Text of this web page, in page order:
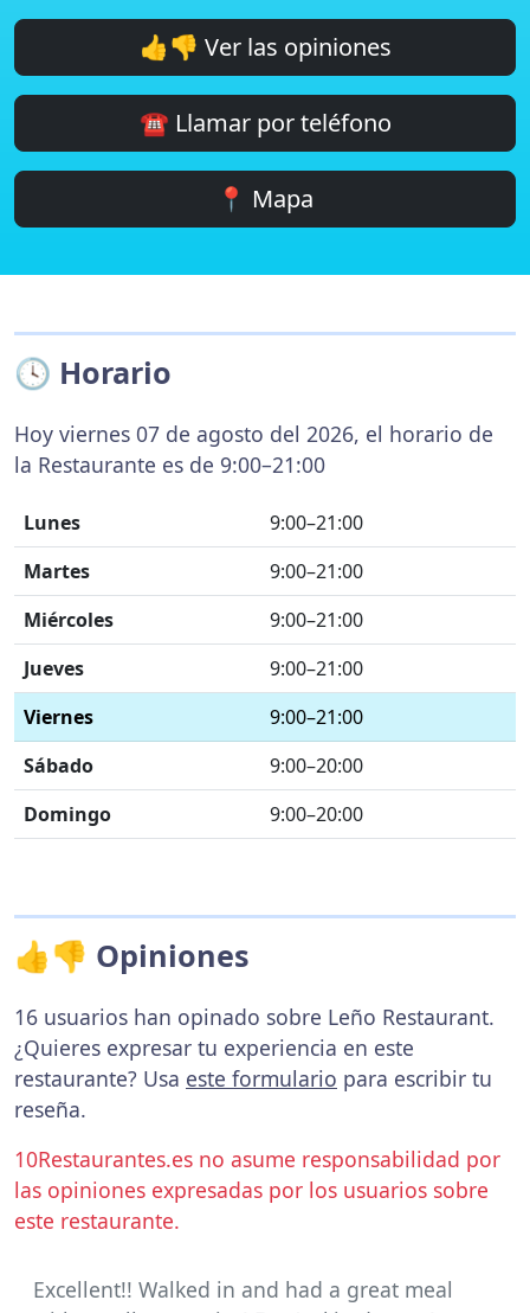
👍👎 Ver las opiniones
☎️ Llamar por teléfono
📍 Mapa
🕓 Horario
Hoy viernes 07 de agosto del 2026, el horario de
la Restaurante es de 9:00–21:00
Lunes
9:00–21:00
Martes
9:00–21:00
Miércoles
9:00–21:00
Jueves
9:00–21:00
Viernes
9:00–21:00
Sábado
9:00–20:00
Domingo
9:00–20:00
👍👎 Opiniones
16 usuarios han opinado sobre Leño Restaurant.
¿Quieres expresar tu experiencia en este
restaurante? Usa este formulario para escribir tu
reseña.
10Restaurantes.es no asume responsabilidad por
las opiniones expresadas por los usuarios sobre
este restaurante.
Excellent!! Walked in and had a great meal